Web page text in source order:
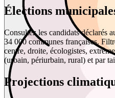
Élections
Consultez les candidats déclarés
34 000 communes françaises.
centre, droite, écologistes,
(urbain, périurbain, rural) et par
Projections